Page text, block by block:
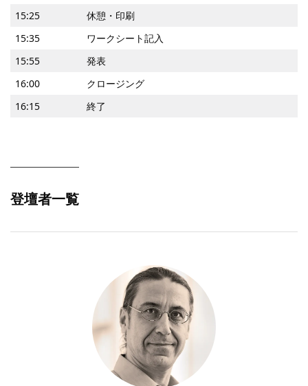
15:25
休憩・印刷
15:35
ワークシート記入
15:55
発表
16:00
クロージング
16:15
終了
登壇者一覧